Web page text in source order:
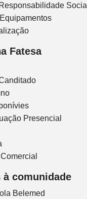
Social
Fatesa
Presencial
à comunidade
Belemed